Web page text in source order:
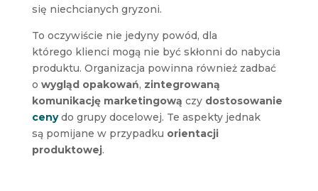
się niechcianych gryzoni.
To oczywiście nie jedyny powód, dla
którego klienci mogą nie być skłonni do nabycia
produktu. Organizacja powinna również zadbać
o wygląd opakowań, zintegrowaną
komunikację marketingową czy dostosowanie
cenydo grupy docelowej. Te aspekty jednak
są pomijane w przypadku orientacji
produktowej.